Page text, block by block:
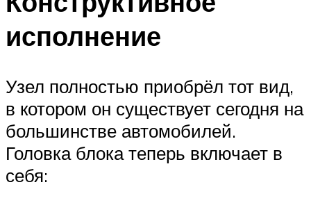
исполнение
Узел полностью приобрёл тот вид,
в котором он существует сегодня на
большинстве автомобилей.
Головка блока теперь включает в
себя: